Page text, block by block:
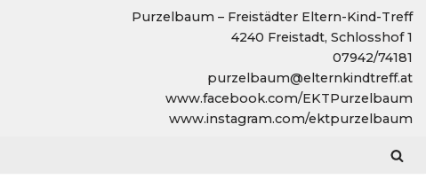
Purzelbaum – Freistädter Eltern-Kind-Treff
4240 Freistadt, Schlosshof 1
07942/74181
purzelbaum@elternkindtreff.at
www.facebook.com/EKTPurzelbaum
www.instagram.com/ektpurzelbaum